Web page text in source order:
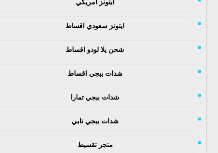
ايتونز امريكي
ايتونز سعودي اقساط
شحن يلا لودو اقساط
شدات ببجي اقساط
شدات ببجي تمارا
شدات ببجي تابي
متجر تقسيط